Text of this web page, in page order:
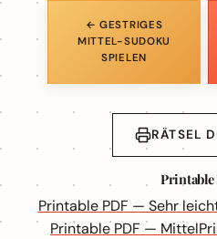
← GESTRIGES
MITTEL-SUDOKU
SPIELEN
RÄTSEL
Printable
Printable PDF — Sehr
Printable PDF — Mittel